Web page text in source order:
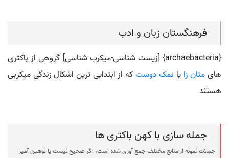
فرهنگستان زبان و ادب
{archaebacteria} [زیست شناسی-میکرب شناسی] گروهی از باکتری
هایمتان زا یا نمک دوستکه از ابتدایی ترین اشکال زندگی میکربی
هستند
جمله سازی با کهن باکتری ها
جملات نمونه از منابع مختلف جمع آوری شده است، اگر صحیح نیست یا توهین آمیز